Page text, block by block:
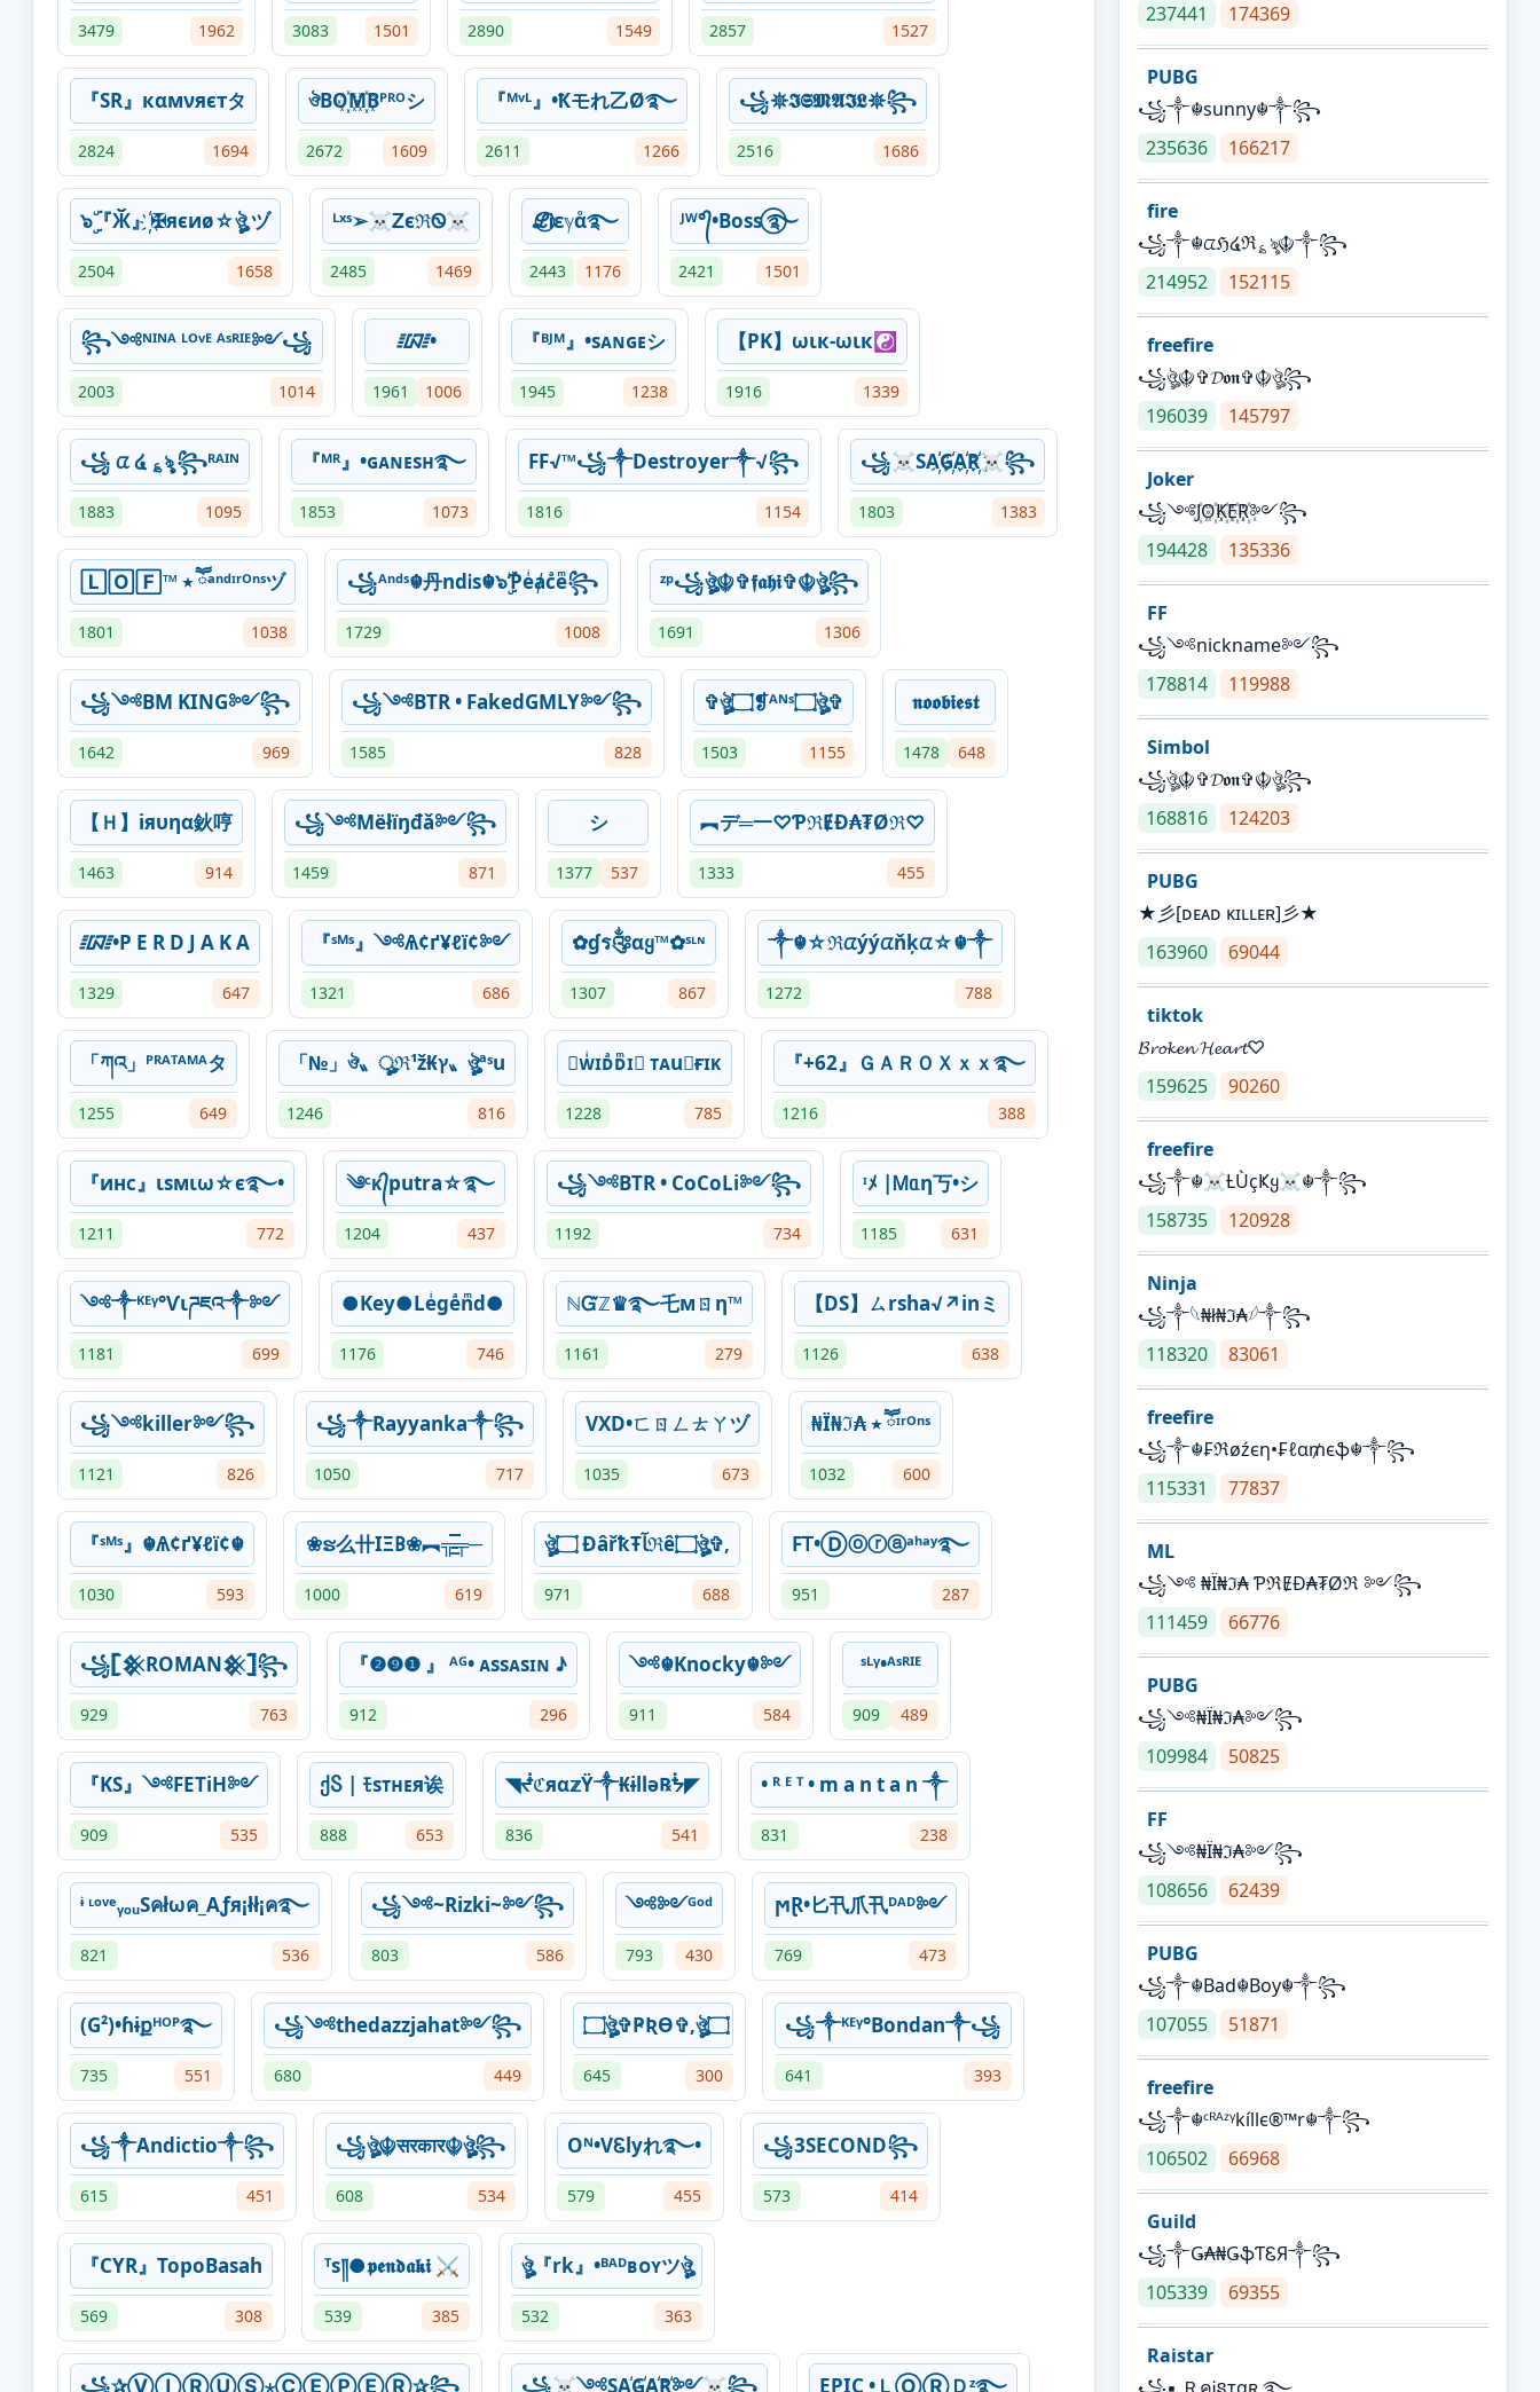
3479 1962 3083 1501 2890 1549 2857 1527
『SR』кαмνяєтタ
2824 1694
ঔBO꙰M꙰Bᴾᴿᴼシ
2672 1609
『ᴹᵛᴸ』•Ҟモれ乙Ø࿐
2611 1266
꧁𖤓𝕴𝕾𝕸𝕬𝕴𝕷𖤓꧂
2516 1686
๖ۣۜ『Ӂ』҉✠яєиø☆ঔৣ ヅ
2504 1658
ᴸˣˢ➢☠ᏃєℜᏫ☠
2485 1469
ℒ⃝Ꭵεℽαͦ࿐
2443 1176
ᴶᵂ°᭄•Boss ⃝࿐
2421 1501
꧂༺ᴺᴵᴺᴬ ᴸᴼᵛᴱ ᴬˢᴿᴵᴱ༻꧁⁣
2003 1014
᳇•
1961 1006
『ᴮᴶᴹ』•sᴀɴɢᴇシ
1945 1238
【PK】ωιк-ωιк☯
1916 1339
꧁ ᤂ ໔ ؏ৡ ꧂ᴿᴬᴵᴺ
1883 1095
『ᴹᴿ』•ɢᴀɴᴇsʜ࿐
1853 1073
FF√™꧁༒Destroyer༒√꧂
1816 1154
꧁☠SA҉G҉A҉R҉☠꧂
1803 1383
🄻🄾🄵™ ٭ ཽᵃⁿᵈᶦʳᴼⁿˢヅ
1801 1038
꧁ᴬⁿᵈˢ☬丹ndᎥs☬๖ۣۜƤeͥⱥcͣeͫ꧂
1729 1008
ᶻᵖ꧁ঔৣ☬✞𝖋𝖆𝖍𝖎✞☬ঔৣ꧂
1691 1306
꧁༺BM KING༻꧂
1642 969
꧁༺BTR • FakedGMLY༻꧂
1585 828
✞ঔৣ۝❡ᴬᴺˢ۝ঔৣ✞
1503 1155
𝖓𝖔𝖔𝖇𝖎𝖊𝖘𝖙
1478 648
【Ｈ】iяυηα鈥哼
1463 914
꧁༺Мёłїŋđǎ༻꧂
1459 871
シ
1377 537
︻デ═一♡ƤℜɆĐ₳₮Øℜ♡
1333 455
᳇•P E R D J A K A
1329 647
『ˢᴹˢ』༺Ѧ¢ґ¥ℓї¢༻
1321 686
✿ɠร༂αყ™✿ˢᶫᶰ
1307 867
༒☬☆ℜᤂýýᤂňķᤂ☆☬༒
1272 788
「ཀའ」ᴾᴿᴬᵀᴬᴹᴬタ
1255 649
「№」ঔ〟ৣℜ¹ž₭ץ〟ঔৣªˢu
1246 816
➴ᴡͥɪᴅͣᴅͫɪ⃟ ᴛᴀu⃟ғɪᴋ
1228 785
『+62』ＧＡＲＯＸｘｘ࿐
1216 388
『инᴄ』ιѕмιω☆є࿐•
1211 772
༄ᶜᴋ᭄putra☆࿐
1204 437
꧁༺BTR • CoCoLi༻꧂
1192 734
ᶦﾒ |Ꮇᥲη丂•シ
1185 631
༺༒ᴷᴱᵞ°Ѵιཌཇའ༒༻
1181 699
●Key●Leͥgeͣnͫd●
1176 746
ℕᏳℤ♛࿐乇мㄖη™
1161 279
【DS】ㄙrsha√↗inミ
1126 638
꧁༺killer༻꧂
1121 826
꧁༒Rayyanka༒꧂
1050 717
VXD•ㄈㄖㄥㄊㄚヅ
1035 673
₦Ї₦ℑ₳ ٭ ཽᶦʳᴼⁿˢ
1032 600
『ˢᴹˢ』☬Ѧ¢ґ¥ℓї¢☬
1030 593
❀ຮ么卄IΞ𐌁❀︻╦̵̵͇̿̿̿̿╤─
1000 619
ঔৣ۝ ÐâřҟŦﺂℜê۝ঔৣ✞,
971 688
FᎢ•Ⓓⓞⓡⓐᵃʰᵃʸ࿐
951 287
꧁𓊈𒆜ROMAN𒆜𓊉꧂
929 763
『❷❾❶ 』 ᴬᴳ• ᴀssᴀsɪɴ ♪
912 296
༺☬Knocky☬༻
911 584
ˢᴸᵞ•ᴬˢᴿᴵᴱ
909 489
『KS』༺FETiH༻
909 535
ქႽ | ﾓsᴛʜᴇя诶
888 653
◥ᖫℭяα𝕫Ÿ༒₭ɨllǝ℞ᖭ◤
836 541
• ᴿ ᴱ ᵀ • m a n t a n ༒
831 238
ᶤ ᶫᵒᵛᵉᵧₒᵤSคłωค_Aƒя¡łł¡ค࿐
821 536
꧁༺~Rizki~༻꧂
803 586
༺༻ᴳᵒᵈ
793 430
ϻⱤ•匕卂爪卂ᴰᴬᴰ༻
769 473
(G²)•ɦɨքᴴᴼᴾ࿐
735 551
꧁༺thedazzjahat༻꧂
680 449
۝ঔৣ✞ҎƦƟ✞,ঔৣ۝
645 300
꧁༒ᴷᴱᵞ°Bondan༒꧁
641 393
꧁༒Andictio༒꧂
615 451
꧁ঔৣ☬सरकार☬ঔৣ꧂
608 534
Oᴺ•VᏋlyれ࿐•
579 455
꧁3SECOND꧂
573 414
『CYR』TopoBasah
569 308
ᵀs༎●𝖕𝖊𝖓𝖉𝖆𝖐𝖎 ⚔️
539 385
ঔৣ『rk』•ᴮᴬᴰʙᴏʏツঔৣ
532 363
꧁✰ⓋⒾⓇⓊⓈ⋆ⒸⒺⓅⒺⓇ✰꧂ ꧁☠༺SA҉G҉A҉R҉༻☠꧂ EPIC •ＬⓄⓇＤᶻ࿐
237441
174369
PUBG
꧁༒☬sunny☬༒꧂
235636
166217
fire
꧁༒☬ᤂℌ໔ℜ؏ৡ☬༒꧂
214952
152115
freefire
꧁ঔৣ☬✞𝓓𝖔𝖓✞☬ঔৣ꧂
196039
145797
Joker
꧁༺J꙰O꙰K꙰E꙰R꙰༻꧂
194428
135336
FF
꧁༺nickname༻꧂
178814
119988
Simbol
꧁ঔৣ☬✞𝓓𝖔𝖓✞☬ঔৣ꧂
168816
124203
PUBG
★彡[ᴅᴇᴀᴅ ᴋɪʟʟᴇʀ]彡★
163960
69044
tiktok
𝓑𝓻𝓸𝓴𝓮𝓷 𝓗𝓮𝓪𝓻𝓽♡
159625
90260
freefire
꧁༒☬☠Ƚ︎ÙçҜყ☠︎☬༒꧂
158735
120928
Ninja
꧁⁣༒𓆩₦ł₦ℑ₳𓆪༒꧂
118320
83061
freefire
꧁༒☬₣ℜøźєη•₣ℓα₥єֆ☬༒꧂
115331
77837
ML
꧁༺ ₦Ї₦ℑ₳ ƤℜɆĐ₳₮Øℜ ༻꧂
111459
66776
PUBG
꧁༺₦Ї₦ℑ₳༻꧂
109984
50825
FF
꧁༺₦Ї₦ℑ₳༻꧂
108656
62439
PUBG
꧁༒☬Bad☬Boy☬༒꧂
107055
51871
freefire
꧁༒☬ᶜᴿᴬᶻᵞkíllє®™r☬༒꧂
106502
66968
Guild
꧁༒Ǥ₳₦ǤֆƬᏋЯ༒꧂
105339
69355
Raistar